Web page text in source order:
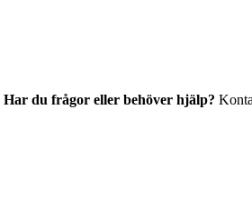
Har du frågor eller behöver hjälp?